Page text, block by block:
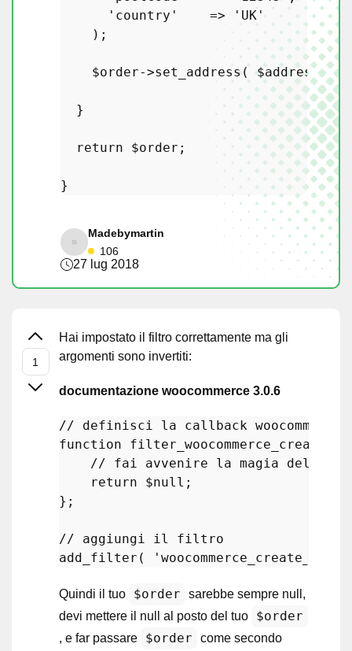
'country'
    =>
'UK'
    );
$order->set_address( $address,
  }
return $order ;
Madebymartin
106
27 lug 2018
Hai impostato il filtro correttamente ma gli
argomenti sono invertiti:
documentazione woocommerce 3.0.6
// definisci la callback
function
// fai avvenire la magia del
return
$null ;
};
// aggiungi il filtro
add_filter (
Quindi il tuo $order
sarebbe sempre null,
devi mettere il null al posto del tuo
$order
, e far passare $order
come secondo